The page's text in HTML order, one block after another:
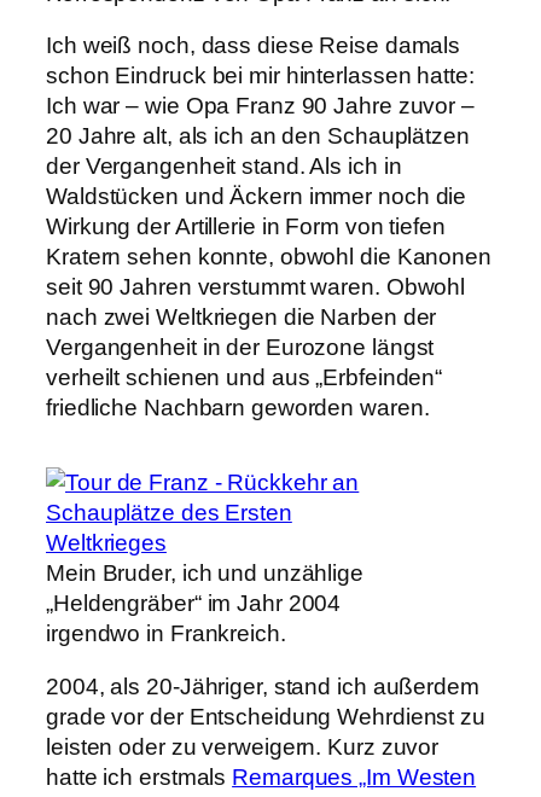
Ich weiß noch, dass diese Reise damals
schon Eindruck bei mir hinterlassen hatte:
Ich war – wie Opa Franz 90 Jahre zuvor –
20 Jahre alt, als ich an den Schauplätzen
der Vergangenheit stand. Als ich in
Waldstücken und Äckern immer noch die
Wirkung der Artillerie in Form von tiefen
Kratern sehen konnte, obwohl die Kanonen
seit 90 Jahren verstummt waren. Obwohl
nach zwei Weltkriegen die Narben der
Vergangenheit in der Eurozone längst
verheilt schienen und aus „Erbfeinden“
friedliche Nachbarn geworden waren.
Mein Bruder, ich und unzählige
„Heldengräber“ im Jahr 2004
irgendwo in Frankreich.
2004, als 20-Jähriger, stand ich außerdem
grade vor der Entscheidung Wehrdienst zu
leisten oder zu verweigern. Kurz zuvor
hatte ich erstmals Remarques „Im Westen